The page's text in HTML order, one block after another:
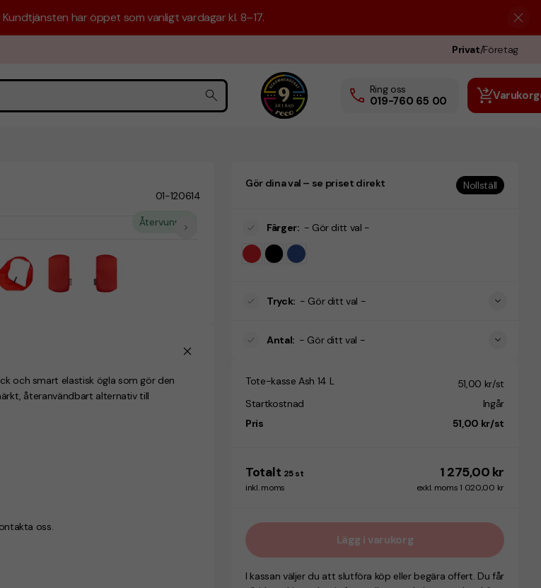
har öppet som vanligt vardagar kl. 8–17.
Privat/Företag
Ring oss
019-760 65 00
01-120614
Återvunnet
och smart elastisk ögla som gör den
återanvändbart alternativ till
oss.
Gör dina val – se priset direkt Nollställ
Färger: - Gör ditt val -
Tryck: - Gör ditt val -
Antal: - Gör ditt val -
Tote-kasse Ash 14 L
51,00 kr/st
Startkostnad
Ingår
Pris
51,00 kr/st
Totalt 25 st 1 275,00 kr
inkl. moms exkl. moms 1 020,00 kr
Lägg i varukorg
I kassan väljer du att slutföra köp eller begära offert. Du får